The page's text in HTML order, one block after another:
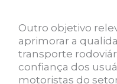
Outro objetivo
aprimorar a
transporte
confiança dos
motoristas do